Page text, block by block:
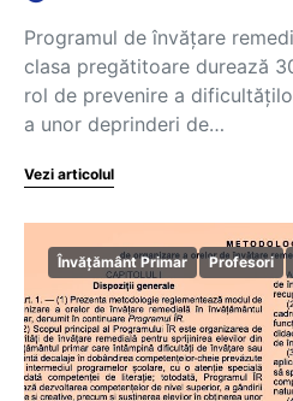
Programul de învățare
clasa pregătitoare durează
rol de prevenire a
a unor deprinderi de…
Vezi articolul
Învățământ Primar Profesori